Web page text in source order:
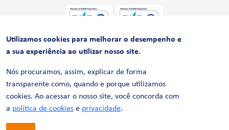
© 2026 LinhaUni. Todos os direitos reservados.
Política de Privacidade
Utilizamos cookies para melhorar o desempenho e
a sua experiência ao utilizar nosso site.
Nós procuramos, assim, explicar de forma
transparente como, quando e porque utilizamos
cookies. Ao acessar o nosso site, você concorda com
a política de cookies e privacidade.